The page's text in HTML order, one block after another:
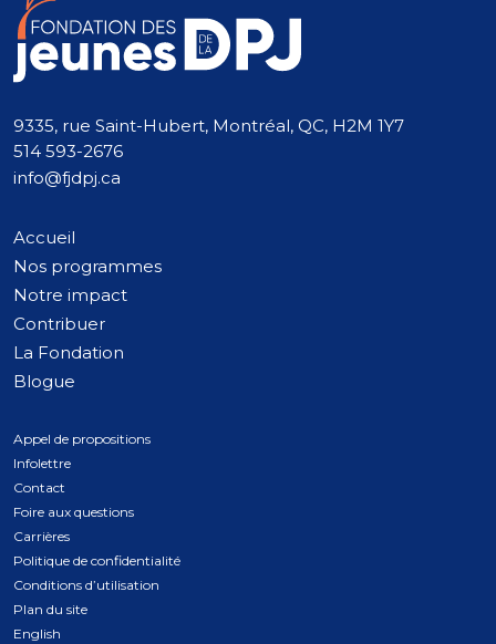
9335, rue Saint-Hubert, Montréal, QC, H2M 1Y7
514 593-2676
info@fjdpj.ca
Accueil
Nos programmes
Notre impact
Contribuer
La Fondation
Blogue
Appel de propositions
Infolettre
Contact
Foire aux questions
Carrières
Politique de confidentialité
Conditions d’utilisation
Plan du site
English